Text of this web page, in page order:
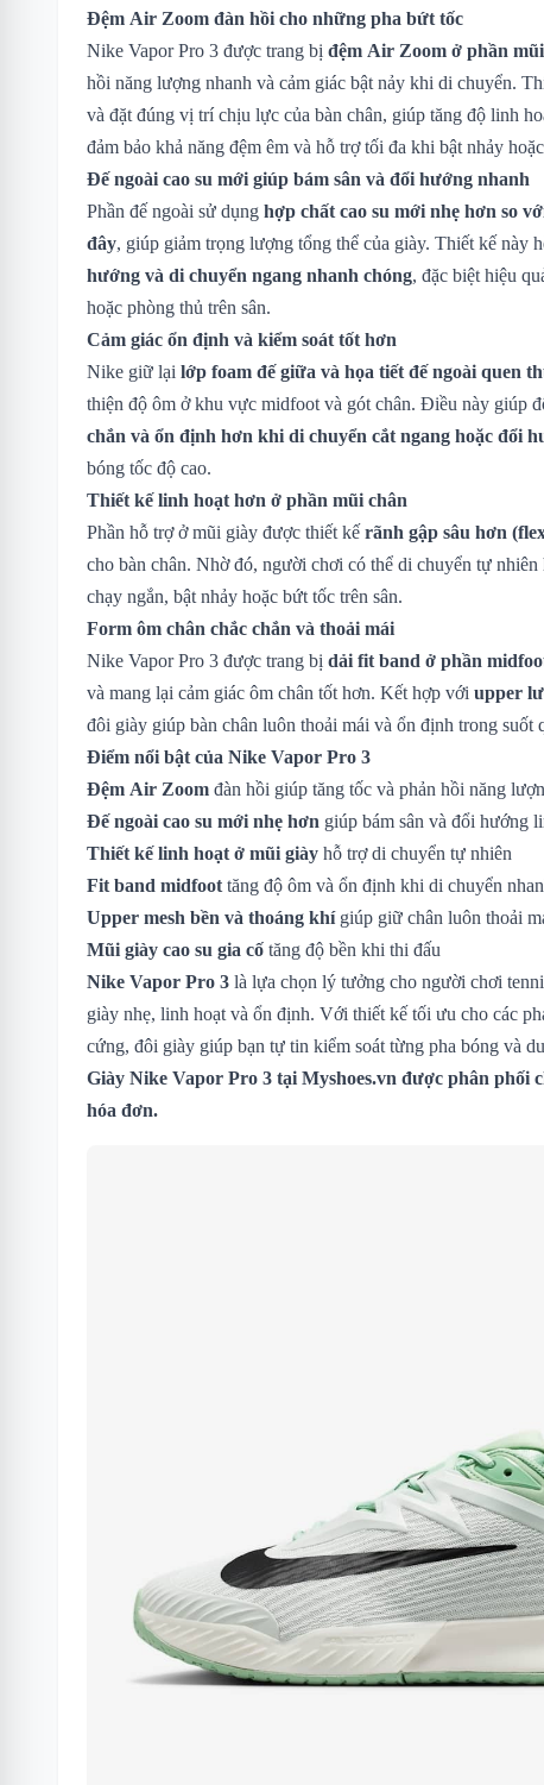
Đệm Air Zoom đàn hồi cho những pha bứt tốc
Nike Vapor Pro 3 được trang bị đệm Air Zoom ở phần
hồi năng lượng nhanh và cảm giác bật nảy khi di chuyển.
và đặt đúng vị trí chịu lực của bàn chân, giúp tăng độ linh
đảm bảo khả năng đệm êm và hỗ trợ tối đa khi bật nhảy
Đế ngoài cao su mới giúp bám sân và đổi hướng nhanh
Phần đế ngoài sử dụng hợp chất cao su mới nhẹ hơn so
đây, giúp giảm trọng lượng tổng thể của giày. Thiết kế này
hướng và di chuyển ngang nhanh chóng, đặc biệt hiệu
hoặc phòng thủ trên sân.
Cảm giác ổn định và kiểm soát tốt hơn
Nike giữ lại lớp foam đế giữa và họa tiết đế ngoài quen
thiện độ ôm ở khu vực midfoot và gót chân. Điều này giúp
chắn và ổn định hơn khi di chuyển cắt ngang hoặc đổi
bóng tốc độ cao.
Thiết kế linh hoạt hơn ở phần mũi chân
Phần hỗ trợ ở mũi giày được thiết kế rãnh gập sâu hơn
cho bàn chân. Nhờ đó, người chơi có thể di chuyển tự
chạy ngắn, bật nhảy hoặc bứt tốc trên sân.
Form ôm chân chắc chắn và thoải mái
Nike Vapor Pro 3 được trang bị dải fit band ở phần
và mang lại cảm giác ôm chân tốt hơn. Kết hợp với upper
đôi giày giúp bàn chân luôn thoải mái và ổn định trong suốt
Điểm nổi bật của Nike Vapor Pro 3
Đệm Air Zoom đàn hồi giúp tăng tốc và phản hồi năng
Đế ngoài cao su mới nhẹ hơn giúp bám sân và đổi hướng
Thiết kế linh hoạt ở mũi giày hỗ trợ di chuyển tự nhiên
Fit band midfoot tăng độ ôm và ổn định khi di chuyển
Upper mesh bền và thoáng khígiúp giữ chân luôn thoải
Mũi giày cao su gia cố tăng độ bền khi thi đấu
Nike Vapor Pro 3 là lựa chọn lý tưởng cho người chơi
giày nhẹ, linh hoạt và ổn định. Với thiết kế tối ưu cho các
cứng, đôi giày giúp bạn tự tin kiểm soát từng pha bóng và
Giày Nike Vapor Pro 3 tại Myshoes.vn được phân phối
hóa đơn.